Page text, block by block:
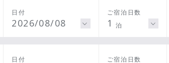
日付
2026/08/08
ご宿泊日数
1 泊
日付 ご宿泊日数